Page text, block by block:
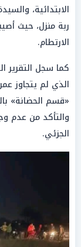
ربة منزل، حيث
الارتطام.
كما سجل التقرير
«قسم الحضانة»
والتأكد من عدم
الجزئي.